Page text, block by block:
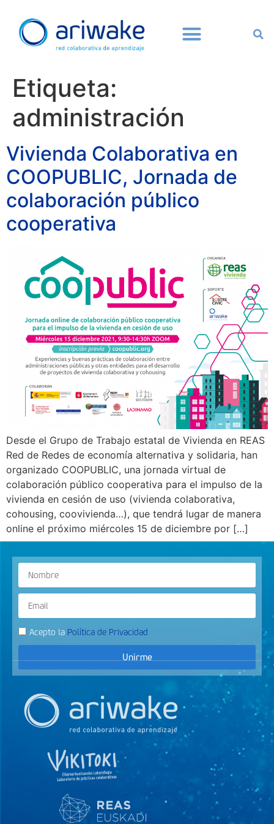
Etiqueta:
administración
Vivienda Colaborativa en
COOPUBLIC, Jornada de
colaboración público
cooperativa
Desde el Grupo de Trabajo estatal de Vivienda en REAS
Red de Redes de economía alternativa y solidaria, han
organizado COOPUBLIC, una jornada virtual de
colaboración público cooperativa para el impulso de la
vivienda en cesión de uso (vivienda colaborativa,
cohousing, coovivienda…), que tendrá lugar de manera
online el próximo miércoles 15 de diciembre por […]
Acepto la Política de Privacidad
Unirme